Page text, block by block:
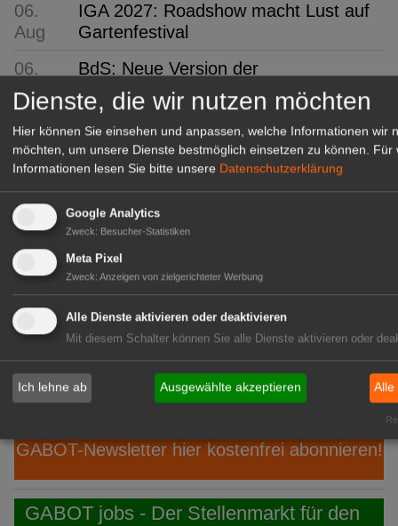
06.
Aug
IGA 2027: Roadshow macht Lust auf
Gartenfestival
06.
Aug
BdS: Neue Version der
Staudendatenbank
06.
Aug
BfR, MRI und BZfE: Aus drei mach
eins
Aug
Convention
06. Aug Javo: Stellt Javo Orange vor
06. Aug PKM: Ein neues Kapitel beginnt
06.
Aug
Gramoflor: Isabell Brügger verstärkt
Gartenbauliche Fachberatung
06.
Aug
Baumschule Martens: Struktur für
den Garten von morgen
GABOT-Newsletter hier kostenfrei abonnieren!
GABOT jobs - Der Stellenmarkt für den
Dienste, die wir nutzen möchten
Hier können Sie einsehen und anpassen, welche Informationen wir
möchten, um unsere Dienste bestmöglich einsetzen zu können. Für
Informationen lesen Sie bitte unsere Datenschutzerklärung
Google Analytics
Zweck: Besucher-Statistiken
Meta Pixel
Zweck: Anzeigen von zielgerichteter Werbung
Alle Dienste aktivieren oder deaktivieren
Mit diesem Schalter können Sie alle Dienste aktivieren oder
Ich lehne ab Ausgewählte akzeptieren Alle